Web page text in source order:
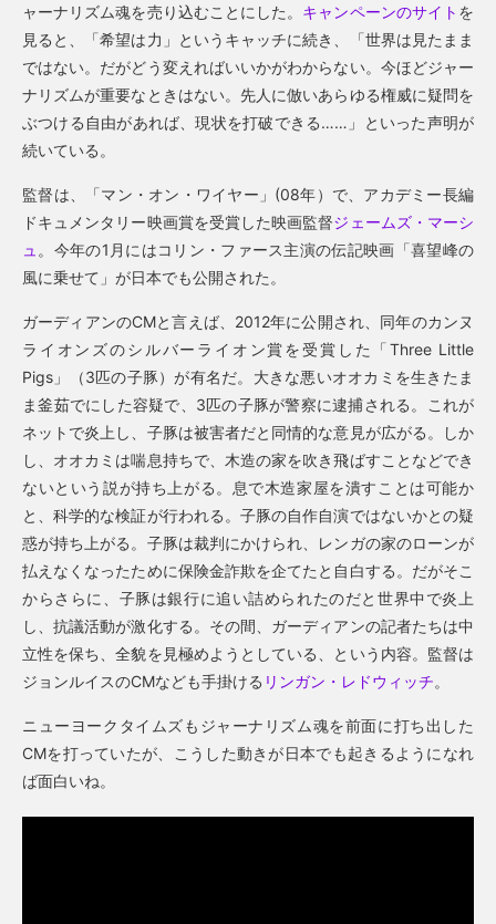
ャーナリズム魂を売り込むことにした。 キャンペーンのサイト を
見ると、「希望は力」というキャッチに続き、「世界は見たまま
ではない。だがどう変えればいいかがわからない。今ほどジャー
ナリズムが重要なときはない。先人に倣いあらゆる権威に疑問を
ぶつける自由があれば、現状を打破できる……」といった声明が
続いている。
監督は、「マン・オン・ワイヤー」(08年）で、アカデミー長編
ドキュメンタリー映画賞を受賞した映画監督ジェームズ・マーシ
ュ 。今年の1月にはコリン・ファース主演の伝記映画「喜望峰の
風に乗せて」が日本でも公開された。
ガーディアンのCMと言えば、2012年に公開され、同年のカンヌ
ライオンズのシルバーライオン賞を受賞した「Three Little
Pigs」（3匹の子豚）が有名だ。大きな悪いオオカミを生きたま
ま釜茹でにした容疑で、3匹の子豚が警察に逮捕される。これが
ネットで炎上し、子豚は被害者だと同情的な意見が広がる。しか
し、オオカミは喘息持ちで、木造の家を吹き飛ばすことなどでき
ないという説が持ち上がる。息で木造家屋を潰すことは可能か
と、科学的な検証が行われる。子豚の自作自演ではないかとの疑
惑が持ち上がる。子豚は裁判にかけられ、レンガの家のローンが
払えなくなったために保険金詐欺を企てたと自白する。だがそこ
からさらに、子豚は銀行に追い詰められたのだと世界中で炎上
し、抗議活動が激化する。その間、ガーディアンの記者たちは中
立性を保ち、全貌を見極めようとしている、という内容。監督は
ジョンルイスのCMなども手掛ける リンガン・レドウィッチ。
ニューヨークタイムズもジャーナリズム魂を前面に打ち出した
CMを打っていたが、こうした動きが日本でも起きるようになれ
ば面白いね。